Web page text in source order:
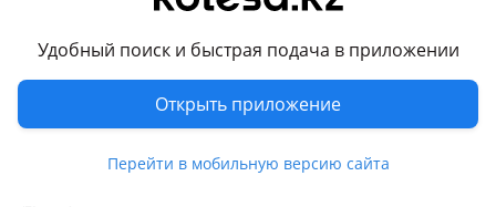
Удобный поиск и быстрая подача в приложении
Открыть приложение
Перейти в мобильную версию сайта
После рабочего времени просьба писать на телефон!
Перевести
Другие объявления продавца